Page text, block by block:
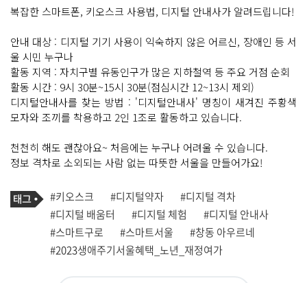
복잡한 스마트폰, 키오스크 사용법, 디지털 안내사가 알려드립니다!
안내 대상 : 디지털 기기 사용이 익숙하지 않은 어르신, 장애인 등 서
울 시민 누구나
활동 지역 : 자치구별 유동인구가 많은 지하철역 등 주요 거점 순회
활동 시간 : 9시 30분~15시 30분(점심시간 12~13시 제외)
디지털안내사를 찾는 방법 : '디지털안내사' 명칭이 새겨진 주황색
모자와 조끼를 착용하고 2인 1조로 활동하고 있습니다.
천천히 해도 괜찮아요~ 처음에는 누구나 어려울 수 있습니다.
정보 격차로 소외되는 사람 없는 따뜻한 서울을 만들어가요!
기
사
관
련
태
그
태
그
#키오스크 #디지털약자
#디지털 격차
#디지털 배움터
#디지털 체험
#디지털 안내사
#스마트구로
#스마트서울
#창동 아우르네
#2023생애주기서울혜택_노년_재정여가